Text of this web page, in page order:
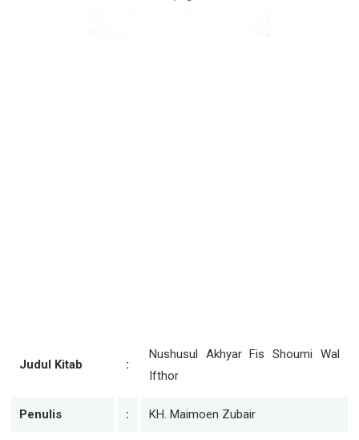
Judul Kitab :
Nushusul Akhyar Fis Shoumi Wal
Ifthor
Penulis : KH. Maimoen Zubair